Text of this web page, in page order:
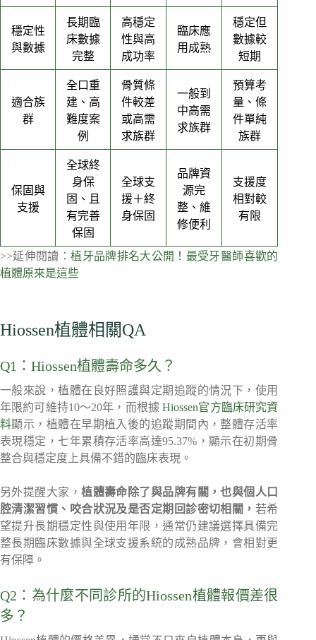
穩定性
與數據
長期臨
床數據
完整
高穩定
性與高
成功率
臨床應
用成熟
穩定但
數據較
短期
適合族
群
全口重
建、高
難度案
例
骨質條
件較差
或高需
求族群
一般到
中高需
求族群
預算考
量、條
件單純
族群
保固與
支援
全球終
身保
固、且
有完善
保固
全球支
援＋終
身保固
品牌資
源完
整、維
修便利
支援度
相對較
有限
>>延伸閱讀：植牙品牌排名大公開！最受牙醫師喜歡的
植體原來是這些
Hiossen植體相關QA
Q1：Hiossen植體壽命多久？
一般來說，植體在良好照護與定期追蹤的情況下，使用
年限約可維持10～20年，而根據Hiossen官方臨床研究資
料顯示，植體在早期植入後的追蹤期間內，整體存活率
表現穩定，七年累積存活率高達95.37%，顯示在初期骨
整合與穩定度上具備不錯的臨床表現。
另外提醒大家，植體壽命除了與品牌有關，也與個人口
腔清潔習慣、咬合狀況及是否定期回診密切相關， 若希
望提升長期穩定性與使用年限，通常仍建議選擇具備完
整長期臨床數據與全球支援系統的成熟品牌，會相對更
有保障。
Q2：為什麼不同診所的Hiossen植體報價差很
多？